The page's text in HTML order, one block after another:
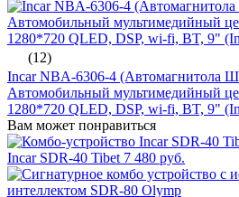
(12)
Incar NBA-6306-4 (Автомагнитола
Автомобильный мультимедийный
1280*720 QLED, DSP, wi-fi, BT, 9"
Вам может понравиться
Incar SDR-40 Tibet 7 480 руб.